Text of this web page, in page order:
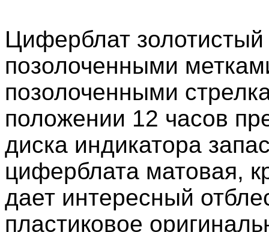
Циферблат
позолоченными
позолоченными
положении 12 часов
диска индикатора
циферблата матовая,
дает интересный
пластиковое